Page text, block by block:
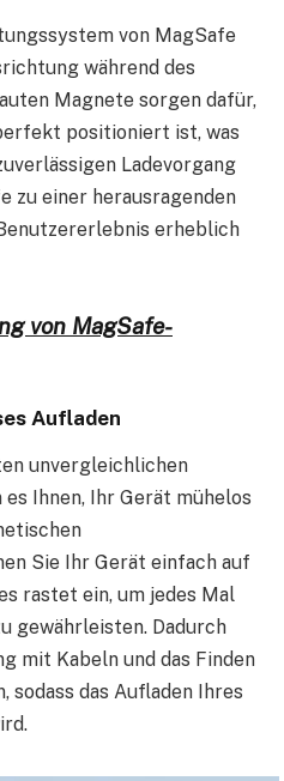
von MagSafe
während des
Magnete sorgen dafür,
positioniert ist, was
Ladevorgang
zu einer herausragenden
erheblich
von MagSafe-
Aufladen
unvergleichlichen
Ihnen, Ihr Gerät mühelos
Sie Ihr Gerät einfach auf
rastet ein, um jedes Mal
gewährleisten. Dadurch
mit Kabeln und das Finden
das Aufladen Ihres